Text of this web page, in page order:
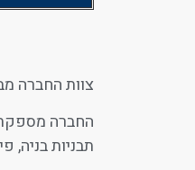
צוות החברה מביא ידע וניסיון
החברה מספקת
תבניות בניה,